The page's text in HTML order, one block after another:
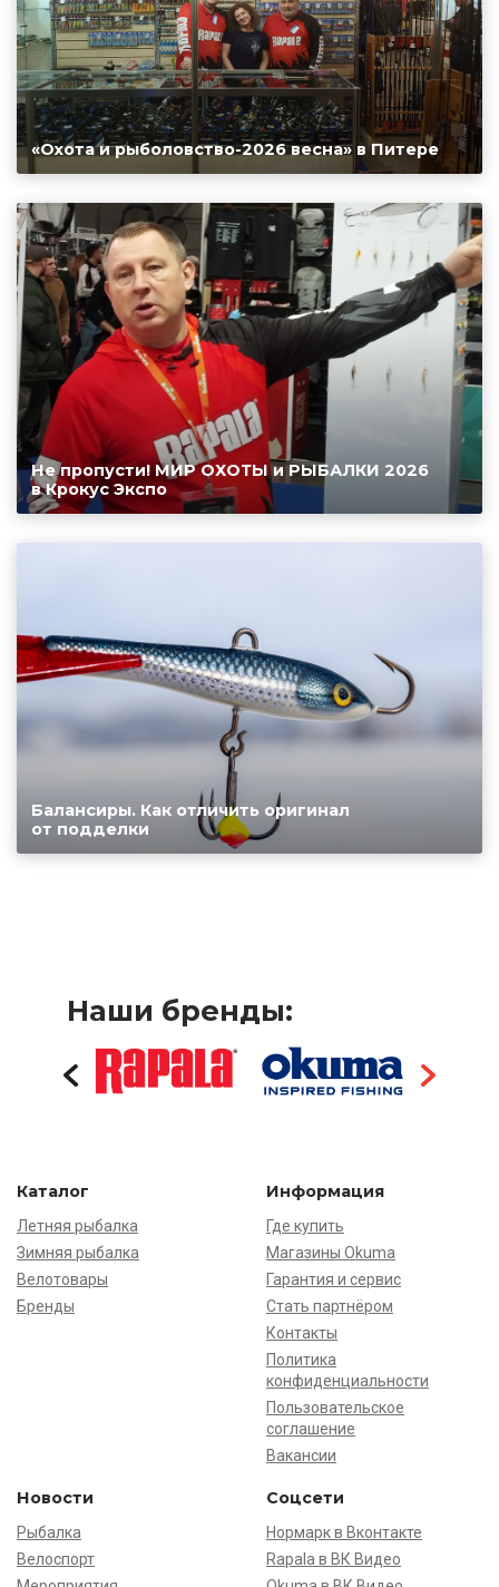
«Охота и рыболовство-2026 весна» в Питере
Не пропусти! МИР ОХОТЫ и РЫБАЛКИ 2026
в Крокус Экспо
Балансиры. Как отличить оригинал
от подделки
Наши бренды:
Каталог
Летняя рыбалка
Зимняя рыбалка
Велотовары
Бренды
Информация
Где купить
Магазины Okuma
Гарантия и сервис
Стать партнёром
Контакты
Политика
конфиденциальности
Пользовательское
соглашение
Вакансии
Новости
Рыбалка
Велоспорт
Соцсети
Нормарк в Вконтакте
Rapala в ВК Видео